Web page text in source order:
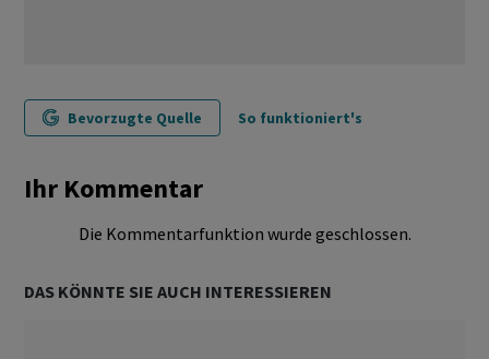
Bevorzugte Quelle So funktioniert's
Ihr Kommentar
Die Kommentarfunktion wurde geschlossen.
DAS KÖNNTE SIE AUCH INTERESSIEREN